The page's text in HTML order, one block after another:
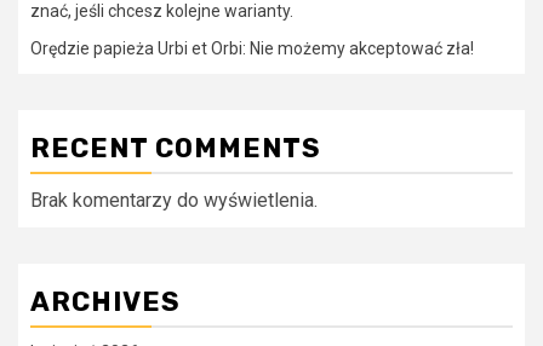
znać, jeśli chcesz kolejne warianty.
Orędzie papieża Urbi et Orbi: Nie możemy akceptować zła!
RECENT COMMENTS
Brak komentarzy do wyświetlenia.
ARCHIVES